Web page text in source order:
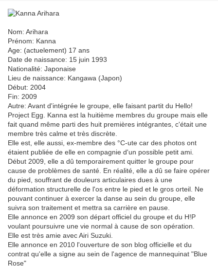
Nom: Arihara
Prénom: Kanna
Age: (actuelement) 17 ans
Date de naissance: 15 juin 1993
Nationalité: Japonaise
Lieu de naissance: Kangawa (Japon)
Début: 2004
Fin: 2009
Autre: Avant d'intégrée le groupe, elle faisant partit du Hello!
Project Egg. Kanna est la huitième membres du groupe mais elle
fait quand même parti des huit premières intégrantes, c'était une
membre très calme et très discrète.
Elle est, elle aussi, ex-membre des °C-ute car des photos ont
étaient publiée de elle en compagnie d'un possible petit ami.
Début 2009, elle a dû temporairement quitter le groupe pour
cause de problèmes de santé. En réalité, elle a dû se faire opérer
du pied, souffrant de douleurs articulaires dues à une
déformation structurelle de l'os entre le pied et le gros orteil. Ne
pouvant continuer à exercer la danse au sein du groupe, elle
suivra son traitement et mettra sa carrière en pause.
Elle annonce en 2009 son départ officiel du groupe et du H!P
voulant poursuivre une vie normal à cause de son opération.
Elle est très amie avec Airi Suzuki.
Elle annonce en 2010 l'ouverture de son blog officielle et du
contrat qu'elle a signe au sein de l'agence de mannequinat "Blue
Rose"